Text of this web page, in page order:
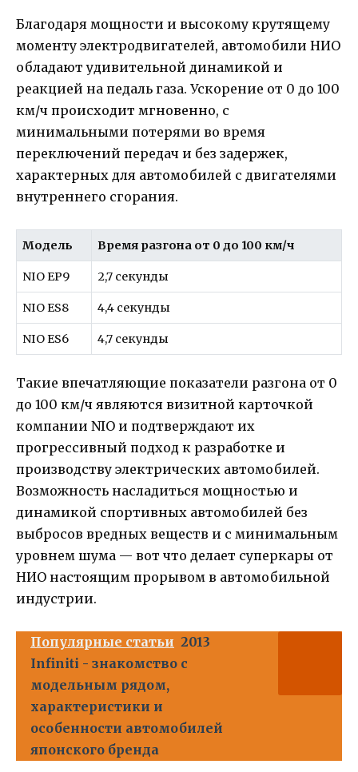
Благодаря мощности и высокому крутящему
моменту электродвигателей, автомобили НИО
обладают удивительной динамикой и
реакцией на педаль газа. Ускорение от 0 до 100
км/ч происходит мгновенно, с
минимальными потерями во время
переключений передач и без задержек,
характерных для автомобилей с двигателями
внутреннего сгорания.
Модель Время разгона от 0 до 100 км/ч
NIO EP9 2,7 секунды
NIO ES8 4,4 секунды
NIO ES6 4,7 секунды
Такие впечатляющие показатели разгона от 0
до 100 км/ч являются визитной карточкой
компании NIO и подтверждают их
прогрессивный подход к разработке и
производству электрических автомобилей.
Возможность насладиться мощностью и
динамикой спортивных автомобилей без
выбросов вредных веществ и с минимальным
уровнем шума — вот что делает суперкары от
НИО настоящим прорывом в автомобильной
индустрии.
Популярные статьи 2013
Infiniti - знакомство с
модельным рядом,
характеристики и
особенности автомобилей
японского бренда